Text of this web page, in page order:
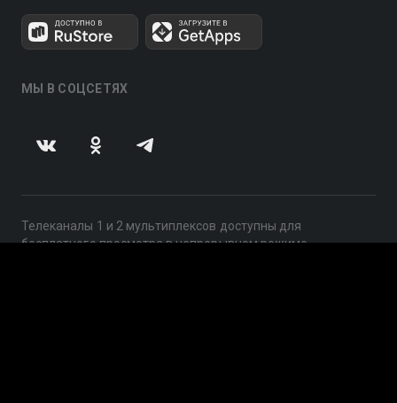
МЫ В СОЦСЕТЯХ
Телеканалы 1 и 2 мультиплексов доступны для
бесплатного просмотра в непрерывном режиме,